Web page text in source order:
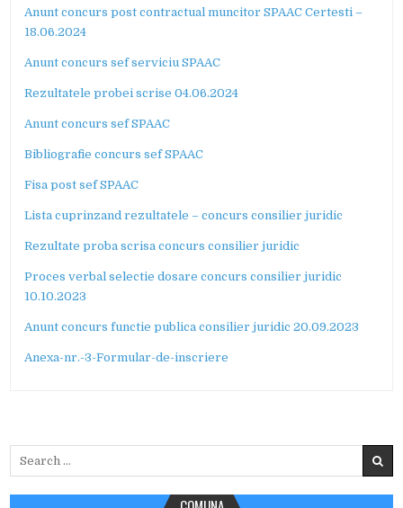
Anunt concurs post contractual muncitor SPAAC Certesti –
18.06.2024
Anunt concurs sef serviciu SPAAC
Rezultatele probei scrise 04.06.2024
Anunt concurs sef SPAAC
Bibliografie concurs sef SPAAC
Fisa post sef SPAAC
Lista cuprinzand rezultatele – concurs consilier juridic
Rezultate proba scrisa concurs consilier juridic
Proces verbal selectie dosare concurs consilier juridic
10.10.2023
Anunt concurs functie publica consilier juridic 20.09.2023
Anexa-nr.-3-Formular-de-inscriere